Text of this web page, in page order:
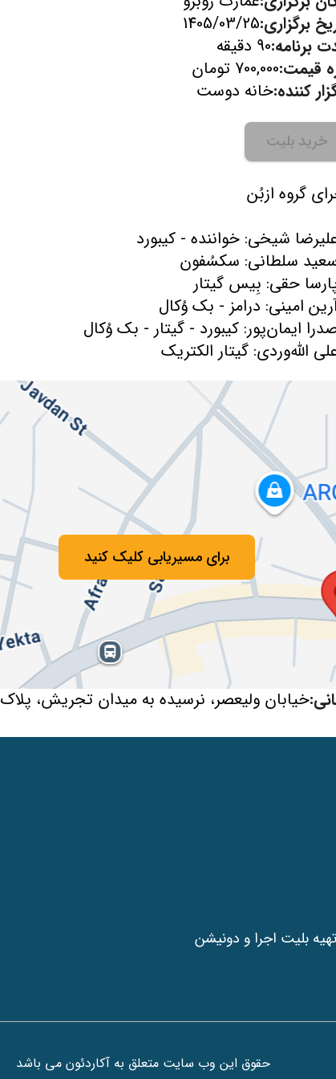
برگزاری:1405/03/25
برنامه:90 دقیقه
قیمت:700,000 تومان
کننده:خانه دوست
خرید بلیت
الله‌وردی: گیتار الکتریک
برای مسیریابی کلیک کنید
خیابان ولیعصر، نرسیده به میدان تجریش، پلاک ۳۱۶۳
بلیت اجرا و دونیشن
حقوق این وب سایت متعلق به آکاردئون می باشد